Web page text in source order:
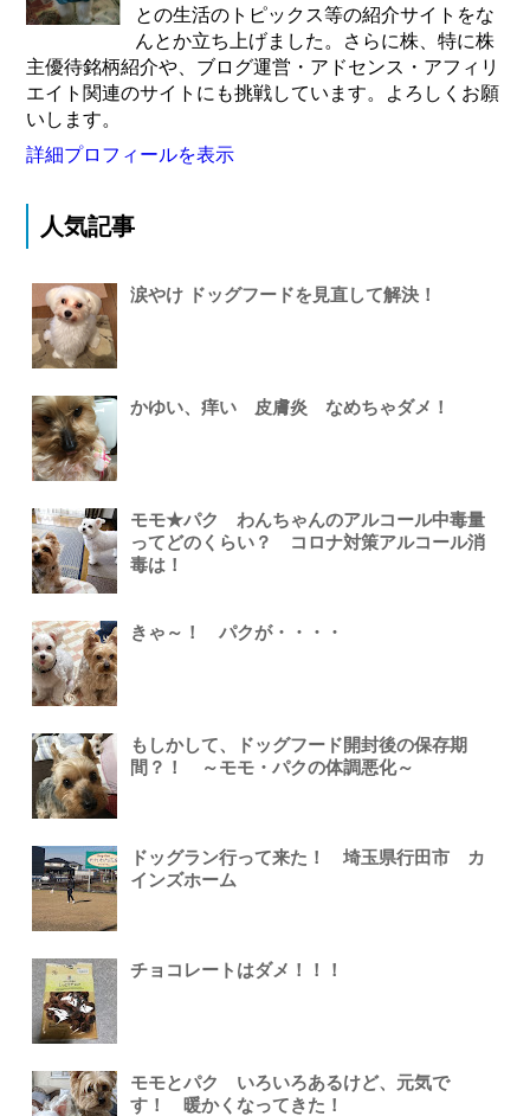
との生活のトピックス等の紹介サイトをな
んとか立ち上げました。さらに株、特に株
主優待銘柄紹介や、ブログ運営・アドセンス・アフィリ
エイト関連のサイトにも挑戦しています。よろしくお願
いします。
詳細プロフィールを表示
人気記事
涙やけ ドッグフードを見直して解決！
かゆい、痒い 皮膚炎 なめちゃダメ！
モモ★パク わんちゃんのアルコール中毒量
ってどのくらい？ コロナ対策アルコール消
毒は！
きゃ～！ パクが・・・・
もしかして、ドッグフード開封後の保存期
間？！ ～モモ・パクの体調悪化～
ドッグラン行って来た！ 埼玉県行田市 カ
インズホーム
チョコレートはダメ！！！
モモとパク いろいろあるけど、元気で
す！ 暖かくなってきた！